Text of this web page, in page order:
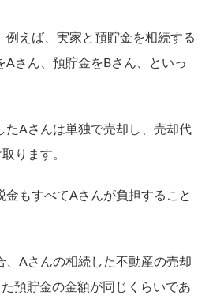
例えば、実家と預貯金を相続する
Aさん、預貯金をBさん、といっ
たAさんは単独で売却し、売却代
ります。
金もすべてAさんが負担すること
、Aさんの相続した不動産の売却
預貯金の金額が同じくらいであ